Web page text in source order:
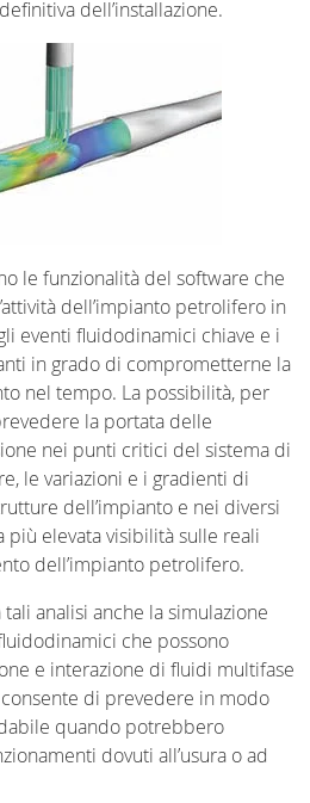
dell’installazione.
le funzionalità del software che
dell’impianto petrolifero in
eventi fluidodinamici chiave e i
in grado di comprometterne la
nel tempo. La possibilità, per
la portata delle
nei punti critici del sistema di
le variazioni e i gradienti di
dell’impianto e nei diversi
elevata visibilità sulle reali
dell’impianto petrolifero.
analisi anche la simulazione
che possono
e interazione di fluidi multifase
di prevedere in modo
quando potrebbero
dovuti all’usura o ad